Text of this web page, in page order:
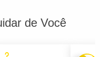
de Você